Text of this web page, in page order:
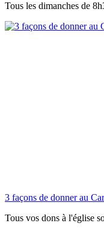
Tous les dimanches de
3 façons de donner au
Tous vos dons à l'église